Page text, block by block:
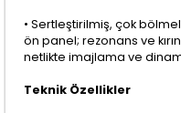
• Sertleştirilmiş, çok
ön panel; rezonans ve
netlikte imajlama ve
Teknik Özellikler